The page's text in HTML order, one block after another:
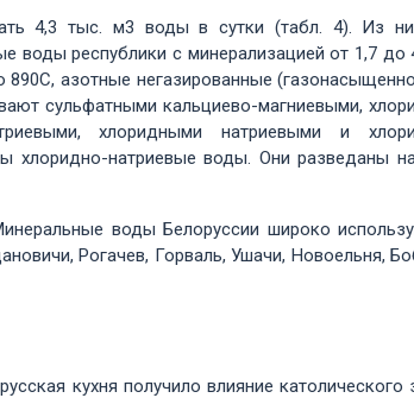
4,3 тыс. м3 воды в сутки (табл. 4). Из
воды республики с минерализацией от 1,7 до
азотные негазированные
сульфатными кальциево-магниевыми,
хлоридными натриевыми и
хлоридно-натриевые воды. Они разведаны
воды Белоруссии широко
Рогачев, Горваль, Ушачи, Новоельня,
кухня получило влияние католического